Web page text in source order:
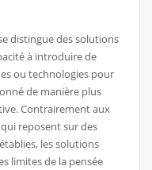
distingue des solutions
à introduire de
ou technologies pour
de manière plus
Contrairement aux
reposent sur des
les solutions
limites de la pensée